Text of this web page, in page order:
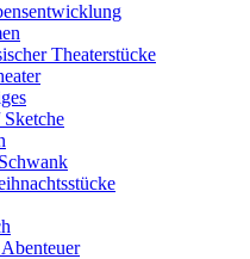
Theaterstücke